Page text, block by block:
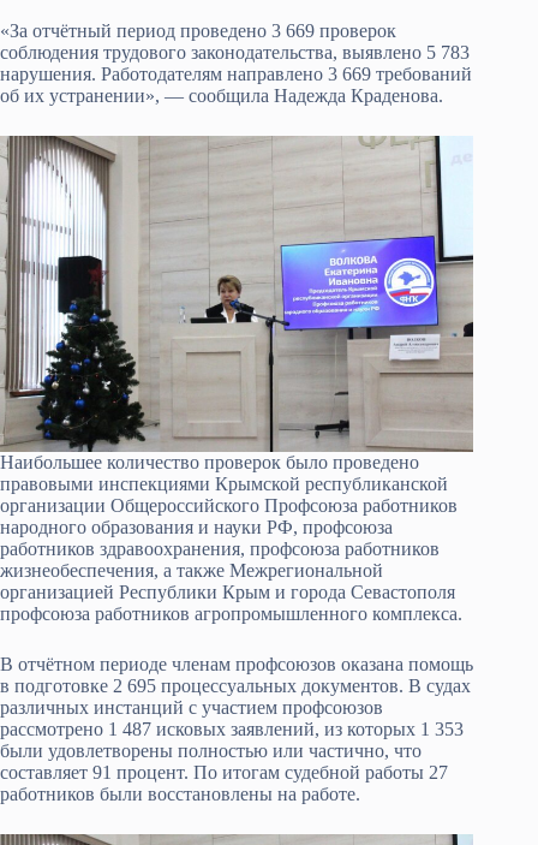
«За отчётный период проведено 3 669 проверок
соблюдения трудового законодательства, выявлено 5 783
нарушения. Работодателям направлено 3 669 требований
об их устранении», — сообщила Надежда Краденова.
Наибольшее количество проверок было проведено
правовыми инспекциями Крымской республиканской
организации Общероссийского Профсоюза работников
народного образования и науки РФ, профсоюза
работников здравоохранения, профсоюза работников
жизнеобеспечения, а также Межрегиональной
организацией Республики Крым и города Севастополя
профсоюза работников агропромышленного комплекса.
В отчётном периоде членам профсоюзов оказана помощь
в подготовке 2 695 процессуальных документов. В судах
различных инстанций с участием профсоюзов
рассмотрено 1 487 исковых заявлений, из которых 1 353
были удовлетворены полностью или частично, что
составляет 91 процент. По итогам судебной работы 27
работников были восстановлены на работе.